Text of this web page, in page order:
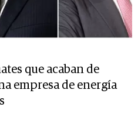
que acaban de
empresa de energía